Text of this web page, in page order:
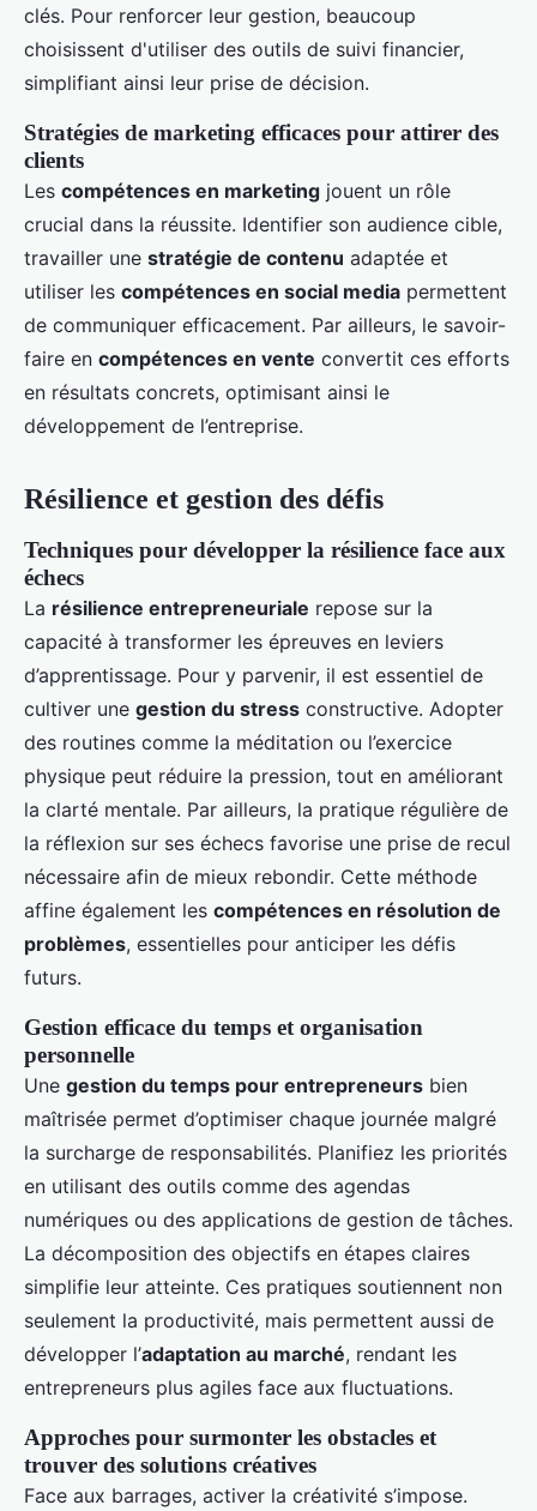
clés. Pour renforcer leur gestion, beaucoup
choisissent d'utiliser des outils de suivi financier,
simplifiant ainsi leur prise de décision.
Stratégies de marketing efficaces pour attirer des
clients
Les compétences en marketing jouent un rôle
crucial dans la réussite. Identifier son audience cible,
travailler une stratégie de contenu adaptée et
utiliser les compétences en social media permettent
de communiquer efficacement. Par ailleurs, le savoir-
faire en compétences en vente convertit ces efforts
en résultats concrets, optimisant ainsi le
développement de l’entreprise.
Résilience et gestion des défis
Techniques pour développer la résilience face aux
échecs
La résilience entrepreneuriale repose sur la
capacité à transformer les épreuves en leviers
d’apprentissage. Pour y parvenir, il est essentiel de
cultiver une gestion du stress constructive. Adopter
des routines comme la méditation ou l’exercice
physique peut réduire la pression, tout en améliorant
la clarté mentale. Par ailleurs, la pratique régulière de
la réflexion sur ses échecs favorise une prise de recul
nécessaire afin de mieux rebondir. Cette méthode
affine également les compétences en résolution de
problèmes, essentielles pour anticiper les défis
futurs.
Gestion efficace du temps et organisation
personnelle
Une gestion du temps pour entrepreneurs bien
maîtrisée permet d’optimiser chaque journée malgré
la surcharge de responsabilités. Planifiez les priorités
en utilisant des outils comme des agendas
numériques ou des applications de gestion de tâches.
La décomposition des objectifs en étapes claires
simplifie leur atteinte. Ces pratiques soutiennent non
seulement la productivité, mais permettent aussi de
développer l’adaptation au marché, rendant les
entrepreneurs plus agiles face aux fluctuations.
Approches pour surmonter les obstacles et
trouver des solutions créatives
Face aux barrages, activer la créativité s’impose.